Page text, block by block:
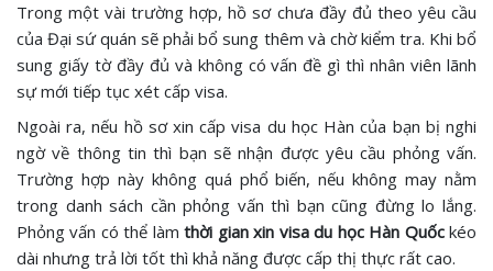
Trong một vài trường hợp, hồ sơ chưa đầy đủ theo yêu cầu
của Đại sứ quán sẽ phải bổ sung thêm và chờ kiểm tra. Khi bổ
sung giấy tờ đầy đủ và không có vấn đề gì thì nhân viên lãnh
sự mới tiếp tục xét cấp visa.
Ngoài ra, nếu hồ sơ xin cấp visa du học Hàn của bạn bị nghi
ngờ về thông tin thì bạn sẽ nhận được yêu cầu phỏng vấn.
Trường hợp này không quá phổ biến, nếu không may nằm
trong danh sách cần phỏng vấn thì bạn cũng đừng lo lắng.
Phỏng vấn có thể làmthời gian xin visa du học Hàn Quốckéo
dài nhưng trả lời tốt thì khả năng được cấp thị thực rất cao.